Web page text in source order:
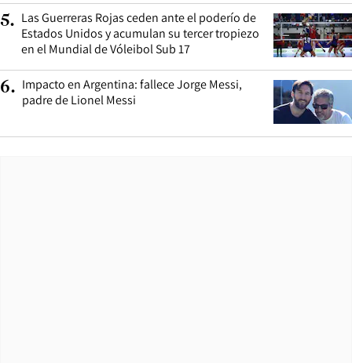
5. Las Guerreras Rojas ceden ante el poderío de
Estados Unidos y acumulan su tercer tropiezo
en el Mundial de Vóleibol Sub 17
6. Impacto en Argentina: fallece Jorge Messi,
padre de Lionel Messi